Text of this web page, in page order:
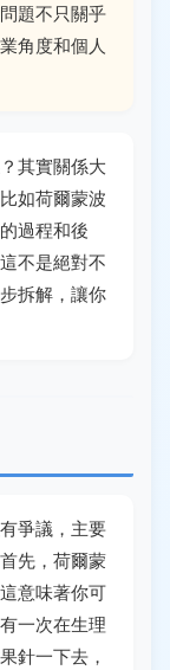
題不只關乎
角度和個人
其實關係大
如荷爾蒙波
過程和後
不是絕對不
拆解，讓你
爭議，主要
先，荷爾蒙
意味著你可
一次在生理
針一下去，